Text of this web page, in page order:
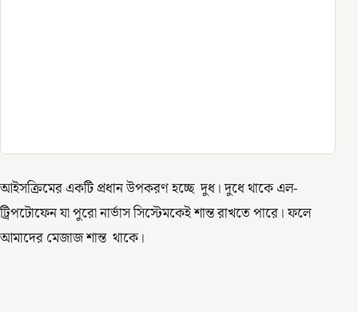
আইসক্রিমের একটি প্রধান উপকরণ হচ্ছে দুধ। দুধে থাকে এল-
ট্রিপটোফেন যা পুরো নার্ভাস সিস্টেমকেই শান্ত রাখতে পারে। ফলে
আমাদের মেজাজ শান্ত থাকে।